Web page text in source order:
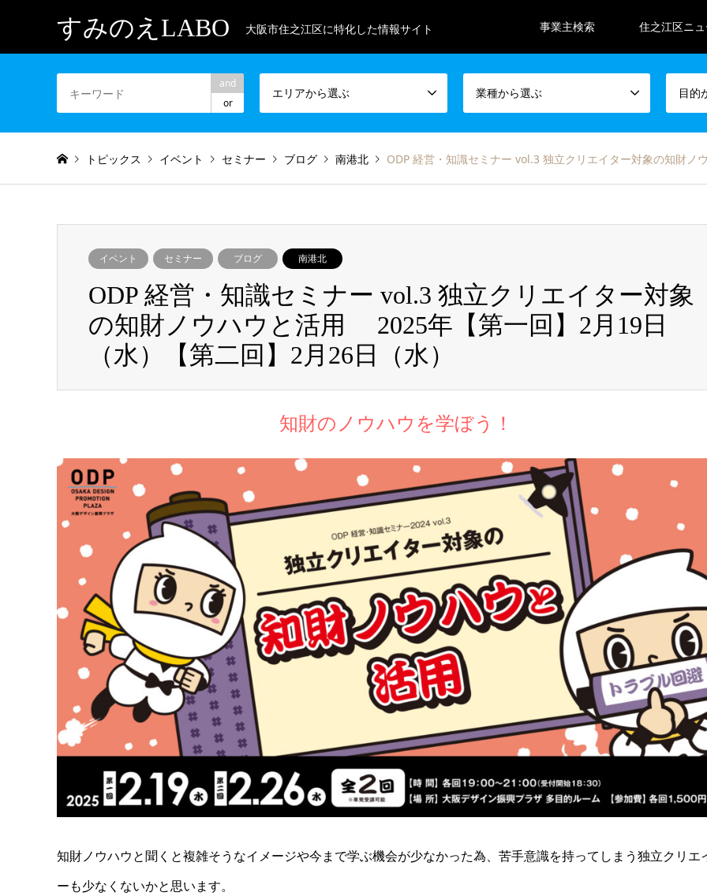
すみのえLABO 大阪市住之江区に特化した情報サイト 事業主検索 住之江区ニ
and
or
エリアから選ぶ 業種から選ぶ 目的
トピックス イベント セミナー ブログ 南港北 ODP 経営・知識セミナー vol.3 独立クリエイター対象の知財ノウハウ
イベント セミナー ブログ 南港北
ODP 経営・知識セミナー vol.3 独立クリエイター対象
の知財ノウハウと活用 2025年【第一回】2月19日
（水）【第二回】2月26日（水）
知財のノウハウを学ぼう！
知財ノウハウと聞くと複雑そうなイメージや今まで学ぶ機会が少なかった為、苦手意識を持ってしまう独立クリエ
ーも少なくないかと思います。